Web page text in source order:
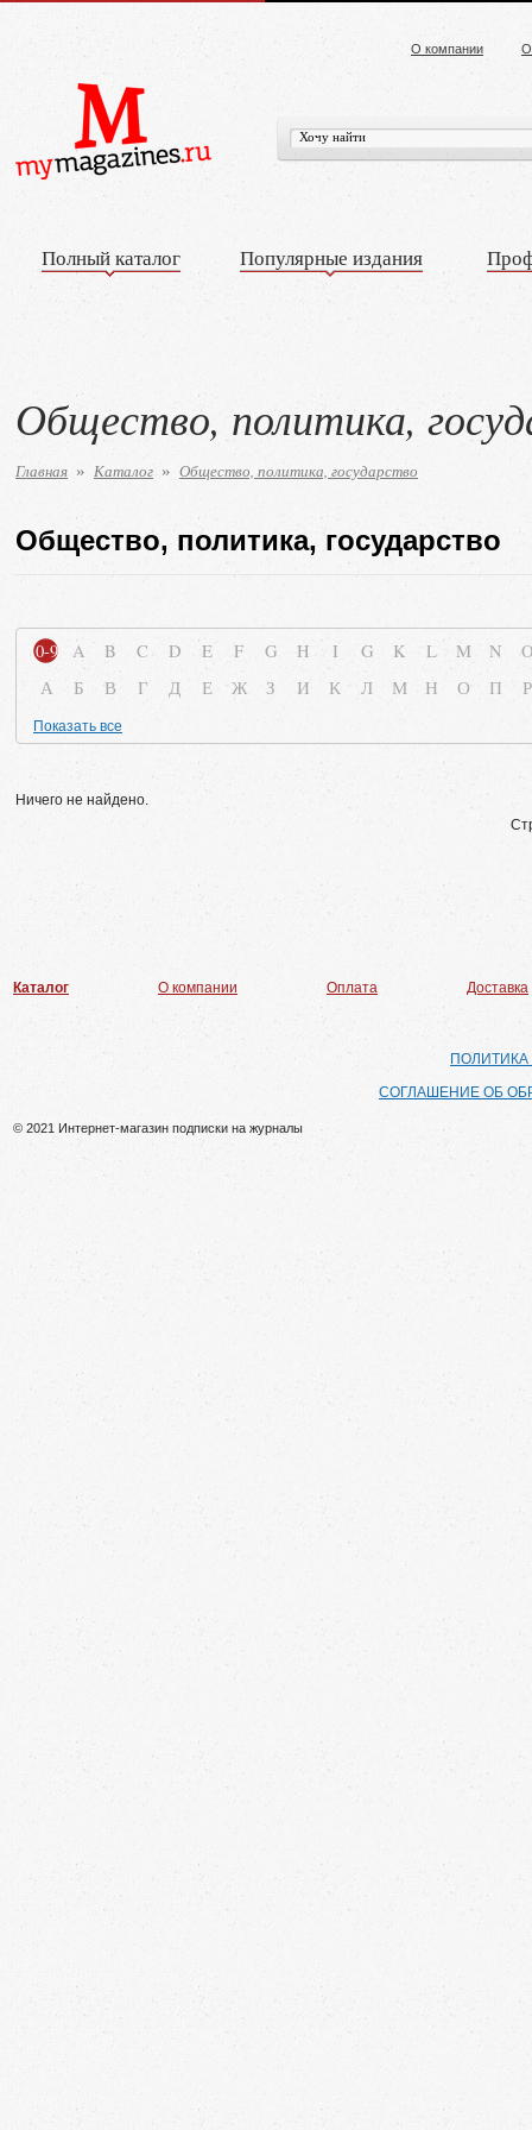
О компании
Полный каталог Популярные издания
Общество, политика,
Главная » Каталог » Общество, политика, государство
Общество, политика, государство
0-9 A B C D E F G H I G K L M N
А
Б В Г Д Е Ж З И К Л М Н О П Р
Показать все
Ничего не найдено.
Каталог О компании Оплата Доставка
СОГЛАШЕНИЕ ОБ
© 2021 Интернет-магазин подписки на журналы